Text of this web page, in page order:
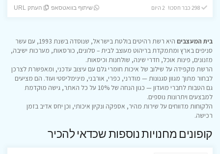
298 כבר חסכו! 2 היום שיתוף בוואטסאפ העתק URL
בית המעצבים
היא רשת רהיטים בולטת בישראל, שנוסדה בשנת 1993, עם עשר
סניפים בארץ ומתמקדת בריהוט מעוצב לבית – סלונים, כורסאות, מערכות ישיבה,
מזנונים, פינות אוכל, חדרי שינה, שולחנות וכיסאות.
הרשת מקפידה על שילוב של איכות חומרי גלם עם עיצוב עדכני, ומאפשרת לצרכן
לבחור מתוך מגוון סגנונות — מודרני, כפרי, אורבני, מינימליסטי ועוד. הם מציעים
גם הטבות לחברי מועדון — כגון הנחה של 10% על כל האתר, גישה מוקדמת
למבצעים ויתרונות נוספים.
הלקוחות מדווחים על שירות מהיר, אספקה ונקיון איכותי, וכן יחס אדיב בזמן
רכישה.
קופונים מחנויות נוספות שכדאי להכיר